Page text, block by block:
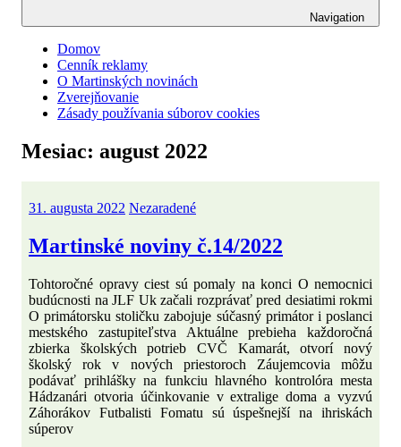
Navigation
Domov
Cenník reklamy
O Martinských novinách
Zverejňovanie
Zásady používania súborov cookies
Mesiac: august 2022
31. augusta 2022 Nezaradené
Martinské noviny č.14/2022
Tohtoročné opravy ciest sú pomaly na konci O nemocnici
budúcnosti na JLF Uk začali rozprávať pred desiatimi rokmi
O primátorsku stoličku zabojuje súčasný primátor i poslanci
mestského zastupiteľstva Aktuálne prebieha každoročná
zbierka školských potrieb CVČ Kamarát, otvorí nový
školský rok v nových priestoroch Záujemcovia môžu
podávať prihlášky na funkciu hlavného kontrolóra mesta
Hádzanári otvoria účinkovanie v extralige doma a vyzvú
Záhorákov Futbalisti Fomatu sú úspešnejší na ihriskách
súperov